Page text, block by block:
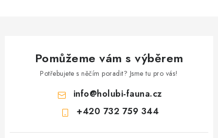
Pomůžeme vám s výběrem
Potřebujete s něčím poradit? Jsme tu pro vás!
info@holubi-fauna.cz
+420 732 759 344